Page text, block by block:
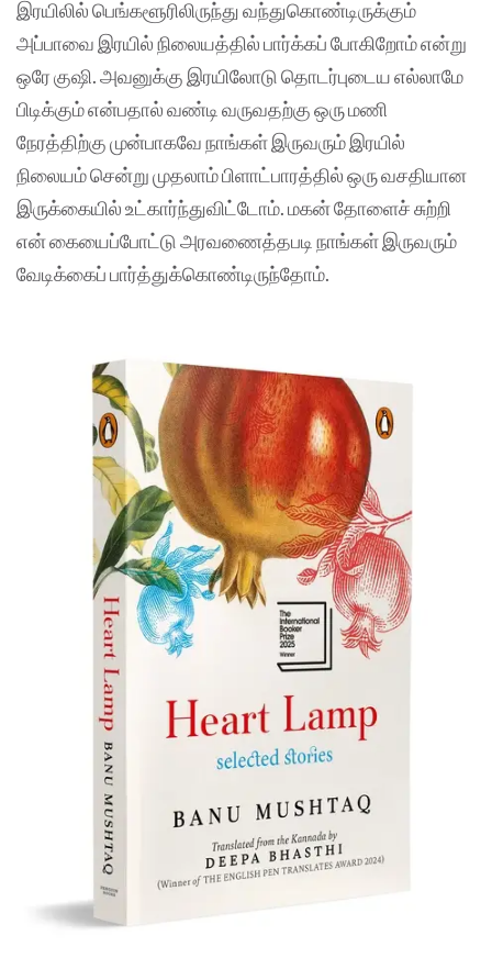
இரயிலில் பெங்களூரிலிருந்து வந்துகொண்டிருக்கும்
அப்பாவை இரயில் நிலையத்தில் பார்க்கப் போகிறோம் என்று
ஒரே குஷி. அவனுக்கு இரயிலோடு தொடர்புடைய எல்லாமே
பிடிக்கும் என்பதால் வண்டி வருவதற்கு ஒரு மணி
நேரத்திற்கு முன்பாகவே நாங்கள் இருவரும் இரயில்
நிலையம் சென்று முதலாம் பிளாட்பாரத்தில் ஒரு வசதியான
இருக்கையில் உட்கார்ந்துவிட்டோம். மகன் தோளைச் சுற்றி
என் கையைப்போட்டு அரவணைத்தபடி நாங்கள் இருவரும்
வேடிக்கைப் பார்த்துக்கொண்டிருந்தோம்.